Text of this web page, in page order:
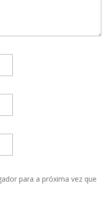
para a próxima vez que